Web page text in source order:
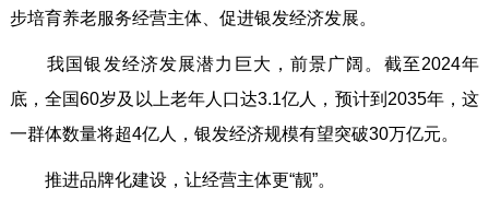
步培育养老服务经营主体、促进银发经济发展。
我国银发经济发展潜力巨大，前景广阔。截至2024年
底，全国60岁及以上老年人口达3.1亿人，预计到2035年，这
一群体数量将超4亿人，银发经济规模有望突破30万亿元。
推进品牌化建设，让经营主体更“靓”。